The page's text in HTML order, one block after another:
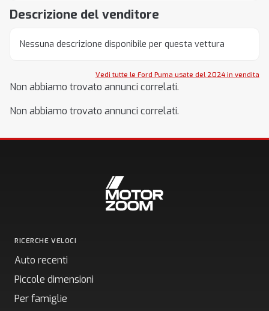
Descrizione del venditore
Nessuna descrizione disponibile per questa vettura
Vedi tutte le Ford Puma usate del 2024 in vendita
Non abbiamo trovato annunci correlati.
Non abbiamo trovato annunci correlati.
RICERCHE VELOCI
Auto recenti
Piccole dimensioni
Per famiglie